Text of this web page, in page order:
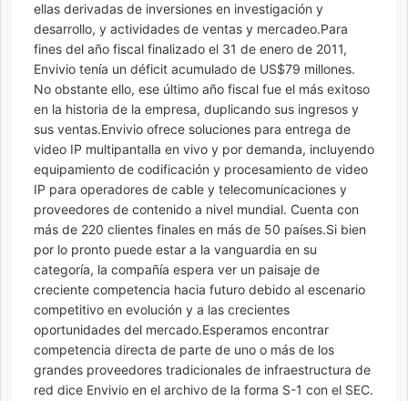
ellas derivadas de inversiones en investigación y
desarrollo, y actividades de ventas y mercadeo.Para
fines del año fiscal finalizado el 31 de enero de 2011,
Envivio tenía un déficit acumulado de US$79 millones.
No obstante ello, ese último año fiscal fue el más exitoso
en la historia de la empresa, duplicando sus ingresos y
sus ventas.Envivio ofrece soluciones para entrega de
video IP multipantalla en vivo y por demanda, incluyendo
equipamiento de codificación y procesamiento de video
IP para operadores de cable y telecomunicaciones y
proveedores de contenido a nivel mundial. Cuenta con
más de 220 clientes finales en más de 50 países.Si bien
por lo pronto puede estar a la vanguardia en su
categoría, la compañía espera ver un paisaje de
creciente competencia hacia futuro debido al escenario
competitivo en evolución y a las crecientes
oportunidades del mercado.Esperamos encontrar
competencia directa de parte de uno o más de los
grandes proveedores tradicionales de infraestructura de
red dice Envivio en el archivo de la forma S-1 con el SEC.